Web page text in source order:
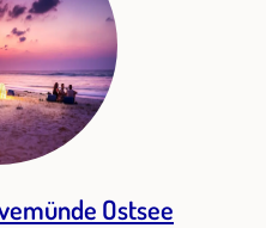
Ostsee